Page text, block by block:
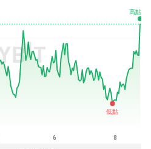
¥0.029535